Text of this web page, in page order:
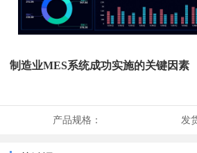
制造业MES系统成功实施的关键因素
产品规格： 发